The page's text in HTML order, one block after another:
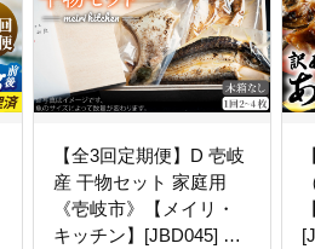
【全3回定期便】D 壱岐
産 干物セット 家庭用
《壱岐市》【メイリ・
キッチン】[JBD045] 干